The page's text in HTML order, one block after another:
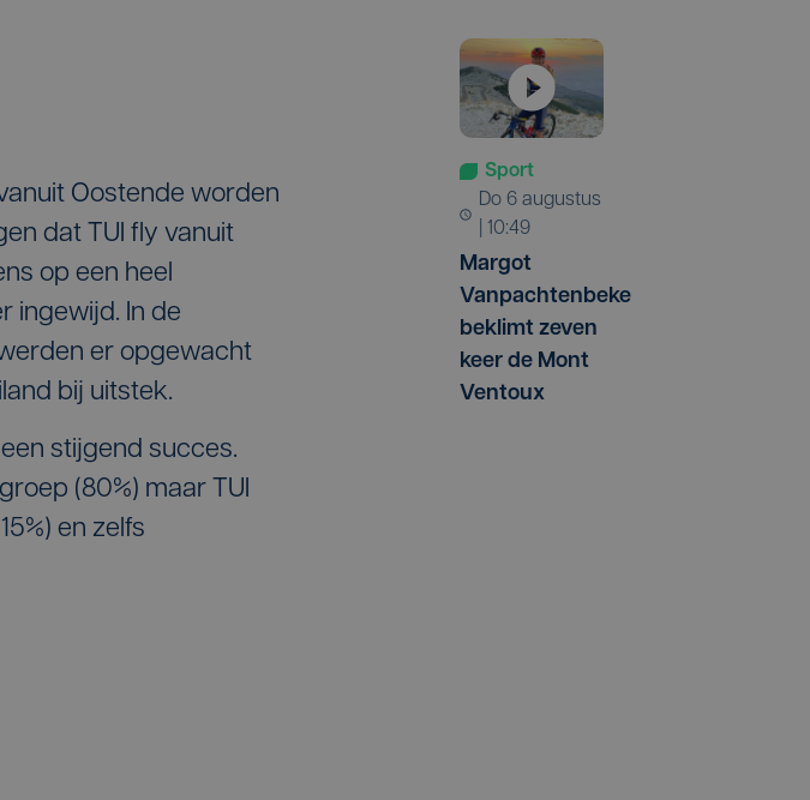
Oostende worden
dat TUI fly vanuit
op een heel
ingewijd. In de
er opgewacht
bij uitstek.
stijgend succes.
(80%) maar TUI
en zelfs
Sport
do 6 augustus
| 10:49
Margot
Vanpachtenbeke
beklimt zeven
keer de Mont
Ventoux